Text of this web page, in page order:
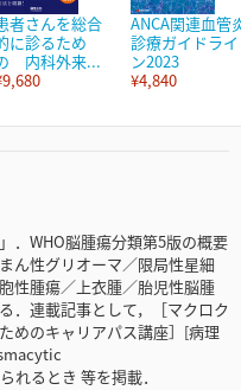
者さんを総合
に診るため
内科外来...
ANCA関連血管
診療ガイドライ
ン2023
¥4,840
．WHO脳腫瘍分類第5版の概要
ん性グリオーマ／限局性星細
性腫瘍／上衣腫／胎児性脳腫
連載記事として，［マクロク
めのキャリアパス講座］[病理
るとき 等を掲載．